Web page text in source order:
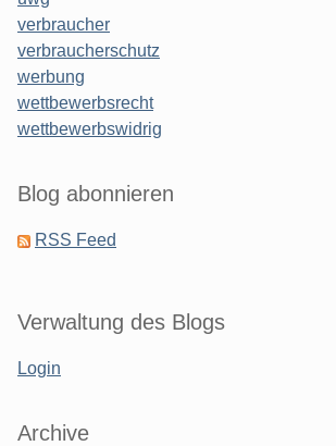
verbraucher
verbraucherschutz
werbung
wettbewerbsrecht
wettbewerbswidrig
Blog abonnieren
RSS Feed
Verwaltung des Blogs
Login
Archive